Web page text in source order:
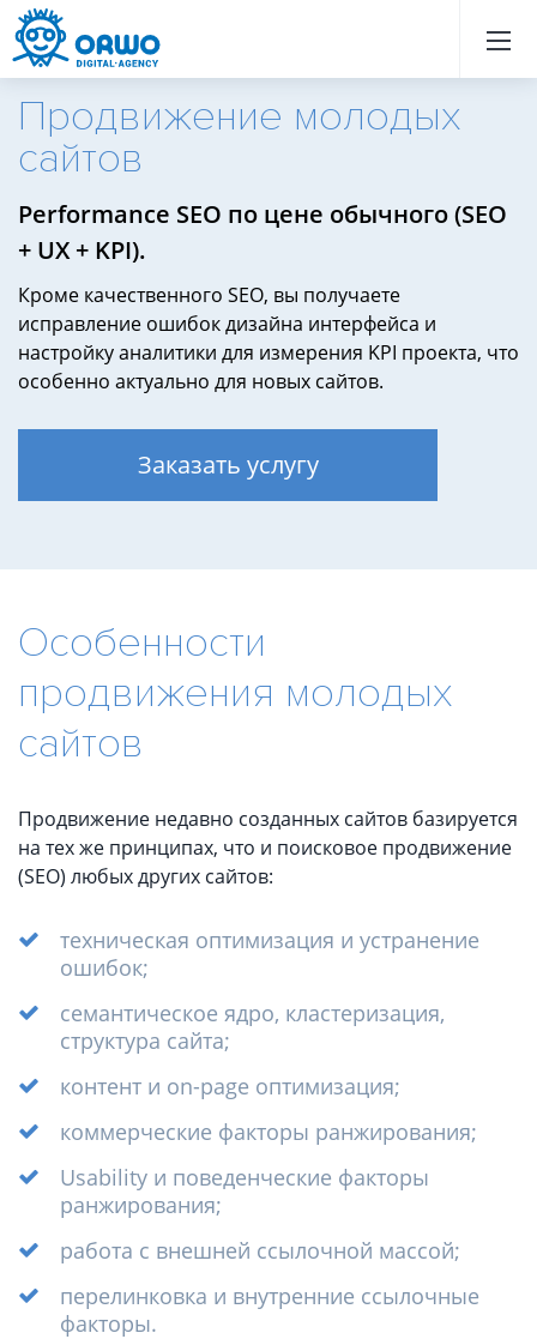
Продвижение молодых
сайтов
Performance SEO по цене обычного (SEO
+ UX + KPI).
Кроме качественного SEO, вы получаете
исправление ошибок дизайна интерфейса и
настройку аналитики для измерения KPI проекта, что
особенно актуально для новых сайтов.
Заказать услугу
Особенности
продвижения молодых
сайтов
Продвижение недавно созданных сайтов базируется
на тех же принципах, что и поисковое продвижение
(SEO) любых других сайтов:
техническая оптимизация и устранение
ошибок;
семантическое ядро, кластеризация,
структура сайта;
контент и on-page оптимизация;
коммерческие факторы ранжирования;
Usability и поведенческие факторы
ранжирования;
работа с внешней ссылочной массой;
перелинковка и внутренние ссылочные
факторы.
Назад
Назад
Назад
Назад
Назад
Назад
Назад
Назад
Назад
Назад
Назад
Назад
Назад
Назад
Назад
Назад
Назад
Назад
Назад
Назад